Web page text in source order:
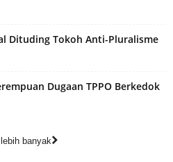
Dituding Tokoh Anti-Pluralisme
Dugaan TPPO Berkedok
banyak